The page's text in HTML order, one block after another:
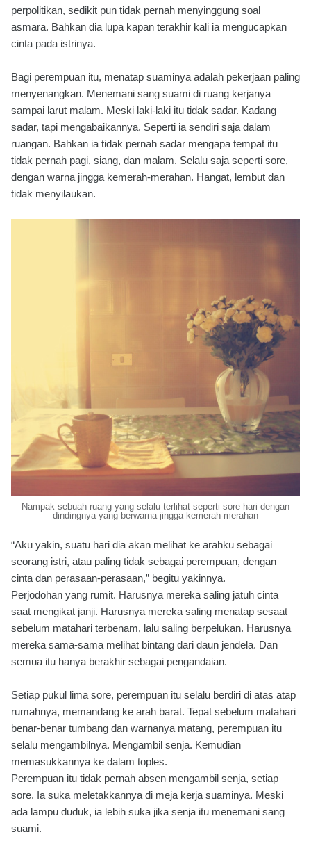
perpolitikan, sedikit pun tidak pernah menyinggung soal
asmara. Bahkan dia lupa kapan terakhir kali ia mengucapkan
cinta pada istrinya.
Bagi perempuan itu, menatap suaminya adalah pekerjaan paling
menyenangkan. Menemani sang suami di ruang kerjanya
sampai larut malam. Meski laki-laki itu tidak sadar. Kadang
sadar, tapi mengabaikannya. Seperti ia sendiri saja dalam
ruangan. Bahkan ia tidak pernah sadar mengapa tempat itu
tidak pernah pagi, siang, dan malam. Selalu saja seperti sore,
dengan warna jingga kemerah-merahan. Hangat, lembut dan
tidak menyilaukan.
Nampak sebuah ruang yang selalu terlihat seperti sore hari dengan
dindingnya yang berwarna jingga kemerah-merahan
“Aku yakin, suatu hari dia akan melihat ke arahku sebagai
seorang istri, atau paling tidak sebagai perempuan, dengan
cinta dan perasaan-perasaan,” begitu yakinnya.
Perjodohan yang rumit. Harusnya mereka saling jatuh cinta
saat mengikat janji. Harusnya mereka saling menatap sesaat
sebelum matahari terbenam, lalu saling berpelukan. Harusnya
mereka sama-sama melihat bintang dari daun jendela. Dan
semua itu hanya berakhir sebagai pengandaian.
Setiap pukul lima sore, perempuan itu selalu berdiri di atas atap
rumahnya, memandang ke arah barat. Tepat sebelum matahari
benar-benar tumbang dan warnanya matang, perempuan itu
selalu mengambilnya. Mengambil senja. Kemudian
memasukkannya ke dalam toples.
Perempuan itu tidak pernah absen mengambil senja, setiap
sore. Ia suka meletakkannya di meja kerja suaminya. Meski
ada lampu duduk, ia lebih suka jika senja itu menemani sang
suami.